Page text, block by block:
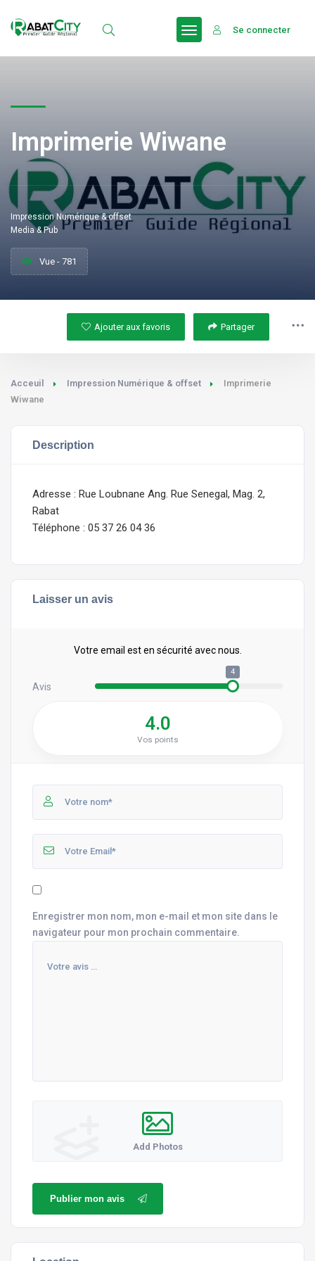
Se connecter
Imprimerie Wiwane
Impression Numérique & offset
Media & Pub
Vue - 781
Ajouter aux favoris Partager
Acceuil Impression Numérique & offset
Imprimerie
Wiwane
Description
Adresse : Rue Loubnane Ang. Rue Senegal, Mag. 2,
Rabat
Téléphone : 05 37 26 04 36
Laisser un avis
Votre email est en sécurité avec nous.
Avis
4
4.0
Vos points
Enregistrer mon nom, mon e-mail et mon site dans le
navigateur pour mon prochain commentaire.
Add Photos
Publier mon avis